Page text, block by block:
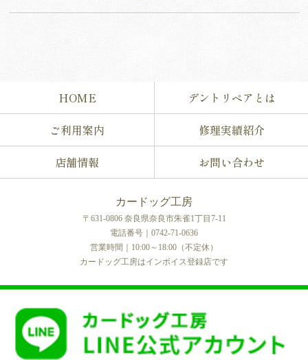
HOME
デントリペアとは
ご利用案内
修理実績紹介
店舗情報
お問い合わせ
カードッグ工房
〒631-0806 奈良県奈良市朱雀1丁目7-11
電話番号｜0742-71-0636
営業時間｜10:00～18:00（不定休）
カードッグ工房はインボイス登録店です